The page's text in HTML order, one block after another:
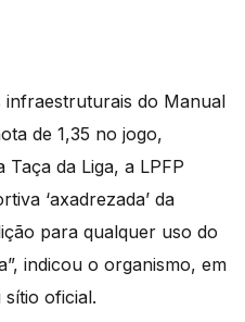
infraestruturais do Manual
de 1,35 no jogo,
da Liga, a LPFP
‘axadrezada’ da
para qualquer uso do
indicou o organismo, em
sítio oficial.